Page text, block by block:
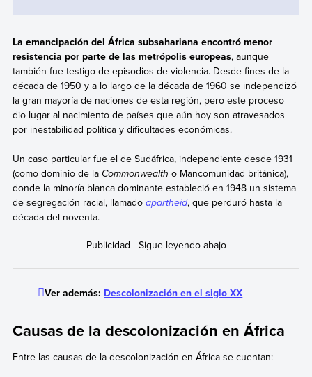
La emancipación del África subsahariana encontró menor
resistencia por parte de las metrópolis europeas, aunque
también fue testigo de episodios de violencia. Desde fines de la
década de 1950 y a lo largo de la década de 1960 se independizó
la gran mayoría de naciones de esta región, pero este proceso
dio lugar al nacimiento de países que aún hoy son atravesados
por inestabilidad política y dificultades económicas.
Un caso particular fue el de Sudáfrica, independiente desde 1931
(como dominio de la Commonwealth o Mancomunidad británica),
donde la minoría blanca dominante estableció en 1948 un sistema
de segregación racial, llamado apartheid, que perduró hasta la
década del noventa.
Ver además: Descolonización en el siglo XX
Causas de la descolonización en África
Entre las causas de la descolonización en África se cuentan: